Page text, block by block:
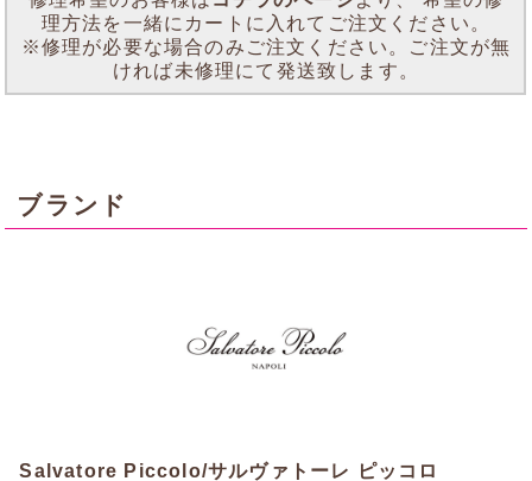
理方法を一緒にカートに入れてご注文ください。
※修理が必要な場合のみご注文ください。ご注文が無
ければ未修理にて発送致します。
ブランド
Salvatore Piccolo/サルヴァトーレ ピッコロ